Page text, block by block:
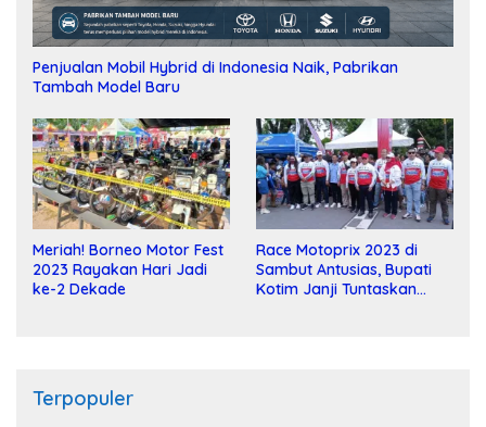
Penjualan Mobil Hybrid di Indonesia Naik, Pabrikan
Tambah Model Baru
Meriah! Borneo Motor Fest
2023 Rayakan Hari Jadi
ke-2 Dekade
Race Motoprix 2023 di
Sambut Antusias, Bupati
Kotim Janji Tuntaskan
Terpopuler